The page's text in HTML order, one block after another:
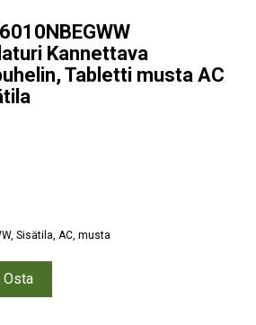
Kannettava
Tabletti musta AC
Sisätila, AC, musta
Osta